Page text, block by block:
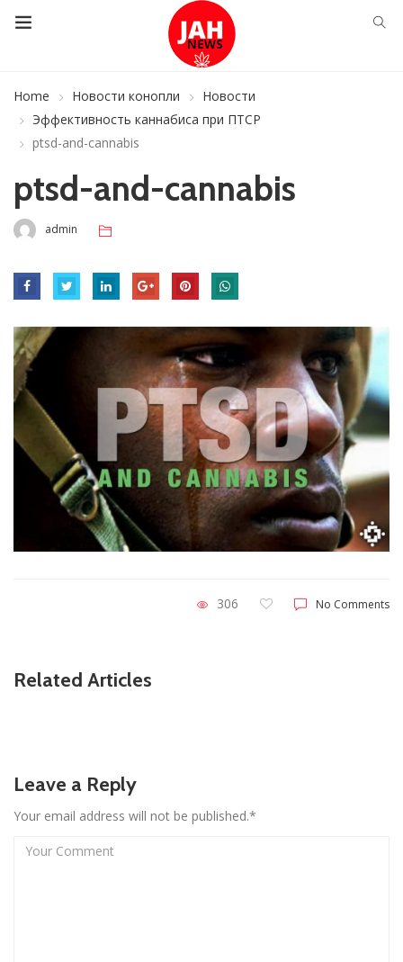
Home Новости конопли
Новости
Эффективность каннабиса при ПТСР
ptsd-and-cannabis
ptsd-and-cannabis
admin
306 No Comments
Related Articles
Leave a Reply
Your email address will not be published.*